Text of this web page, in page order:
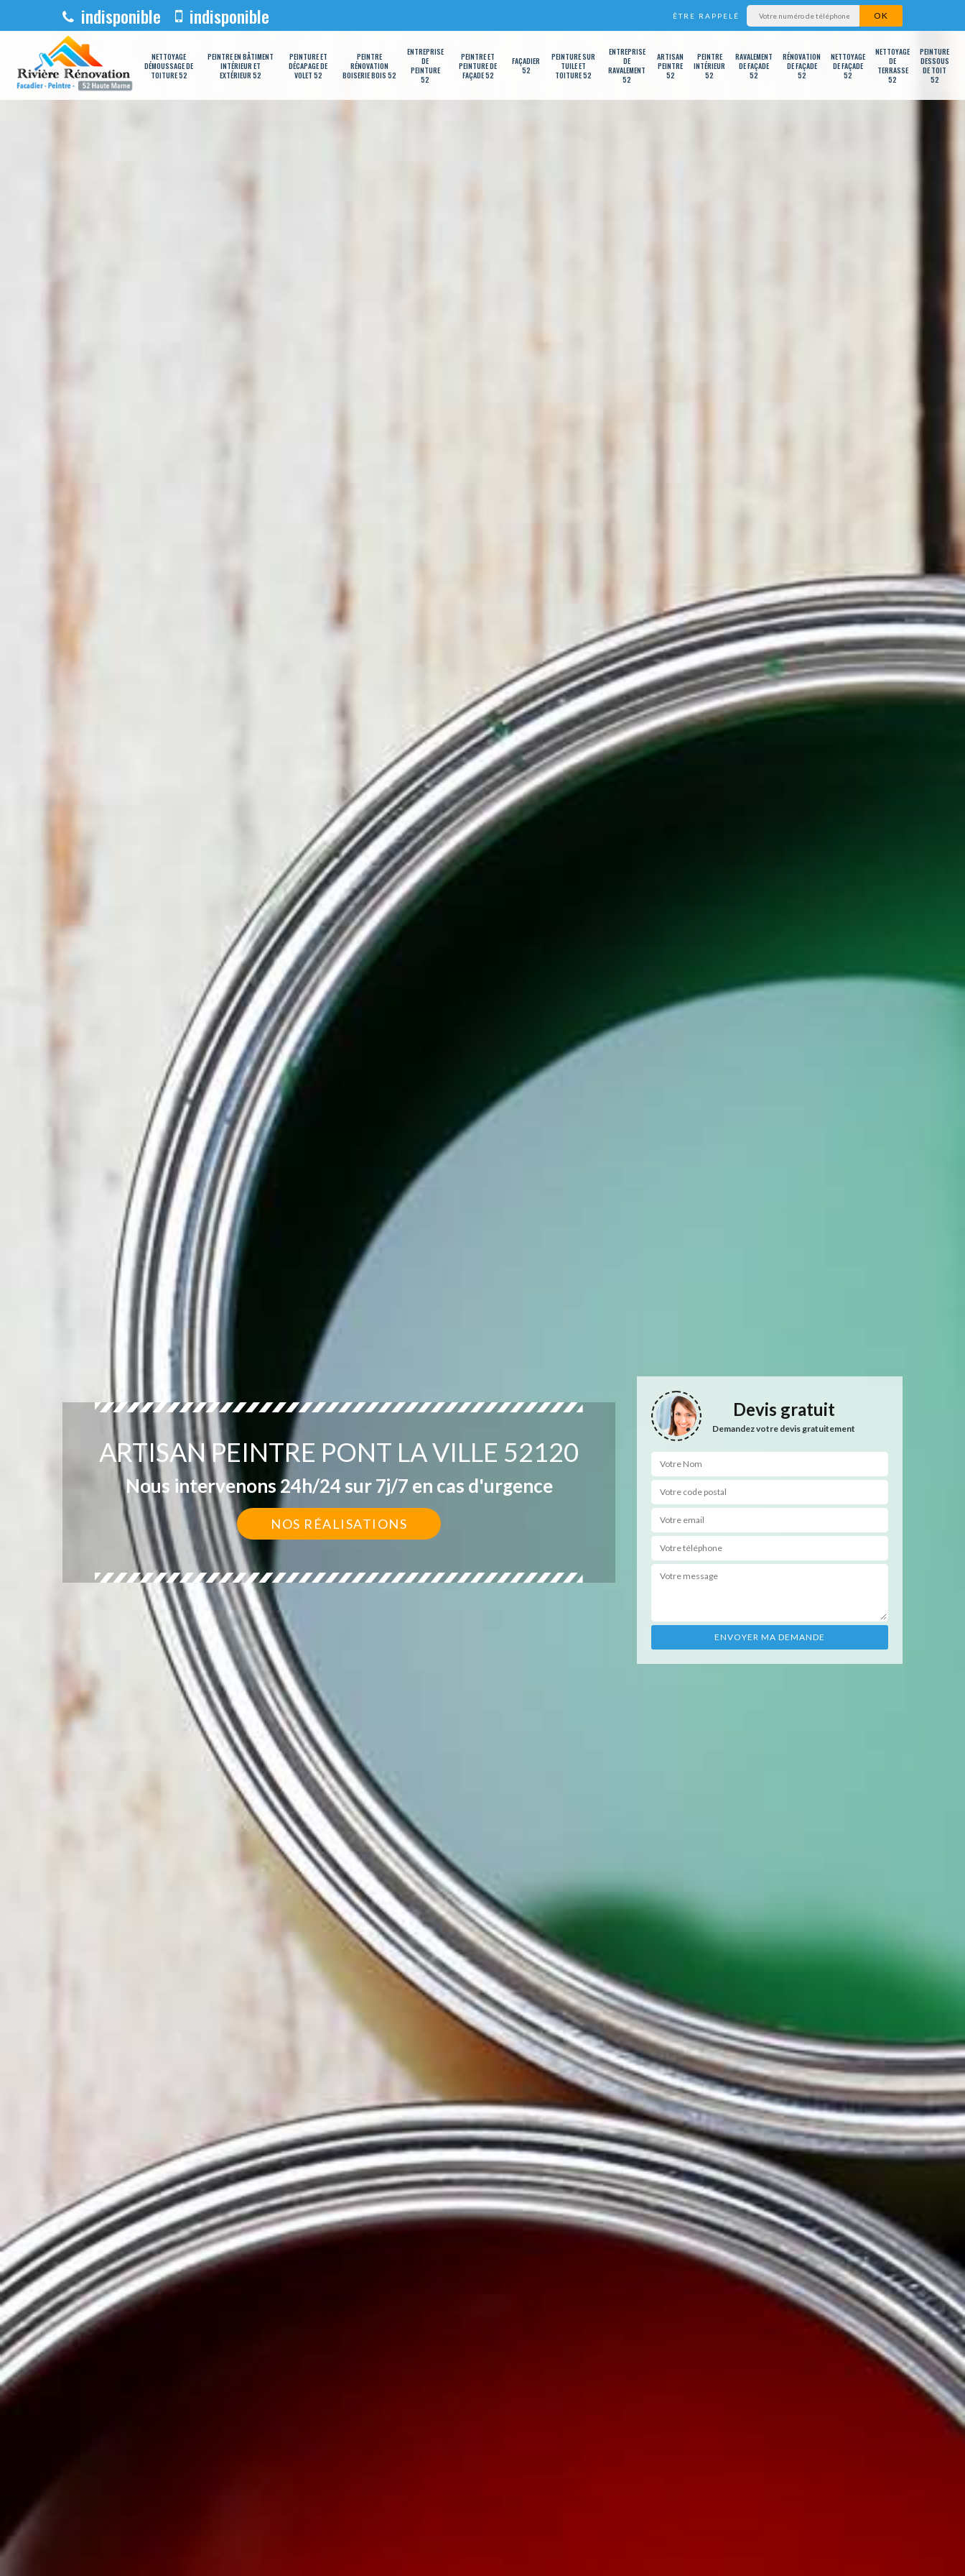
indisponible indisponible ÊTRE RAPPELÉ
NETTOYAGE
DÉMOUSSAGE DE
TOITURE 52
PEINTRE EN BÂTIMENT
INTÉRIEUR ET
EXTÉRIEUR 52
PEINTURE ET
DÉCAPAGE DE
VOLET 52
PEINTRE
RÉNOVATION
BOISERIE BOIS 52
ENTREPRISE
DE
PEINTURE
52
PEINTRE ET
PEINTURE DE
FAÇADE 52
FAÇADIER
52
PEINTURE SUR
TUILE ET
TOITURE 52
ENTREPRISE
DE
RAVALEMENT
52
ARTISAN
PEINTRE
52
PEINTRE
INTÉRIEUR
52
RAVALEMENT
DE FAÇADE
52
RÉNOVATION
DE FAÇADE
52
NETTOYAGE
DE FAÇADE
52
NETTOYAGE
DE
TERRASSE
52
PEINTURE
DESSOUS
DE TOIT
52
ARTISAN PEINTRE PONT LA VILLE 52120
Nous intervenons 24h/24 sur 7j/7 en cas d'urgence
NOS RÉALISATIONS
Devis gratuit
Demandez votre devis gratuitement